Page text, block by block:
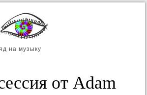
на музыку
от Adam